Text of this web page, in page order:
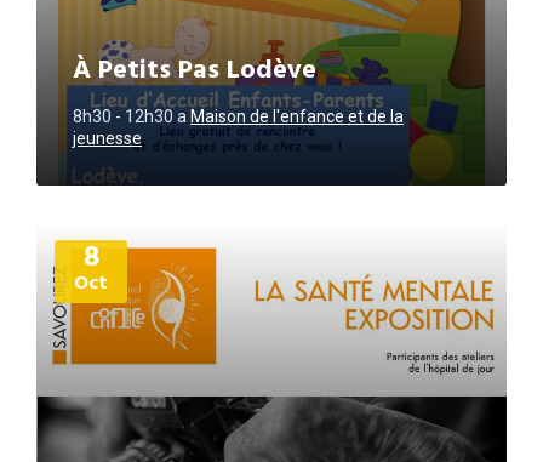
À Petits Pas Lodève
8h30 - 12h30 a Maison de l'enfance et de la
jeunesse
8
Oct
d'informations